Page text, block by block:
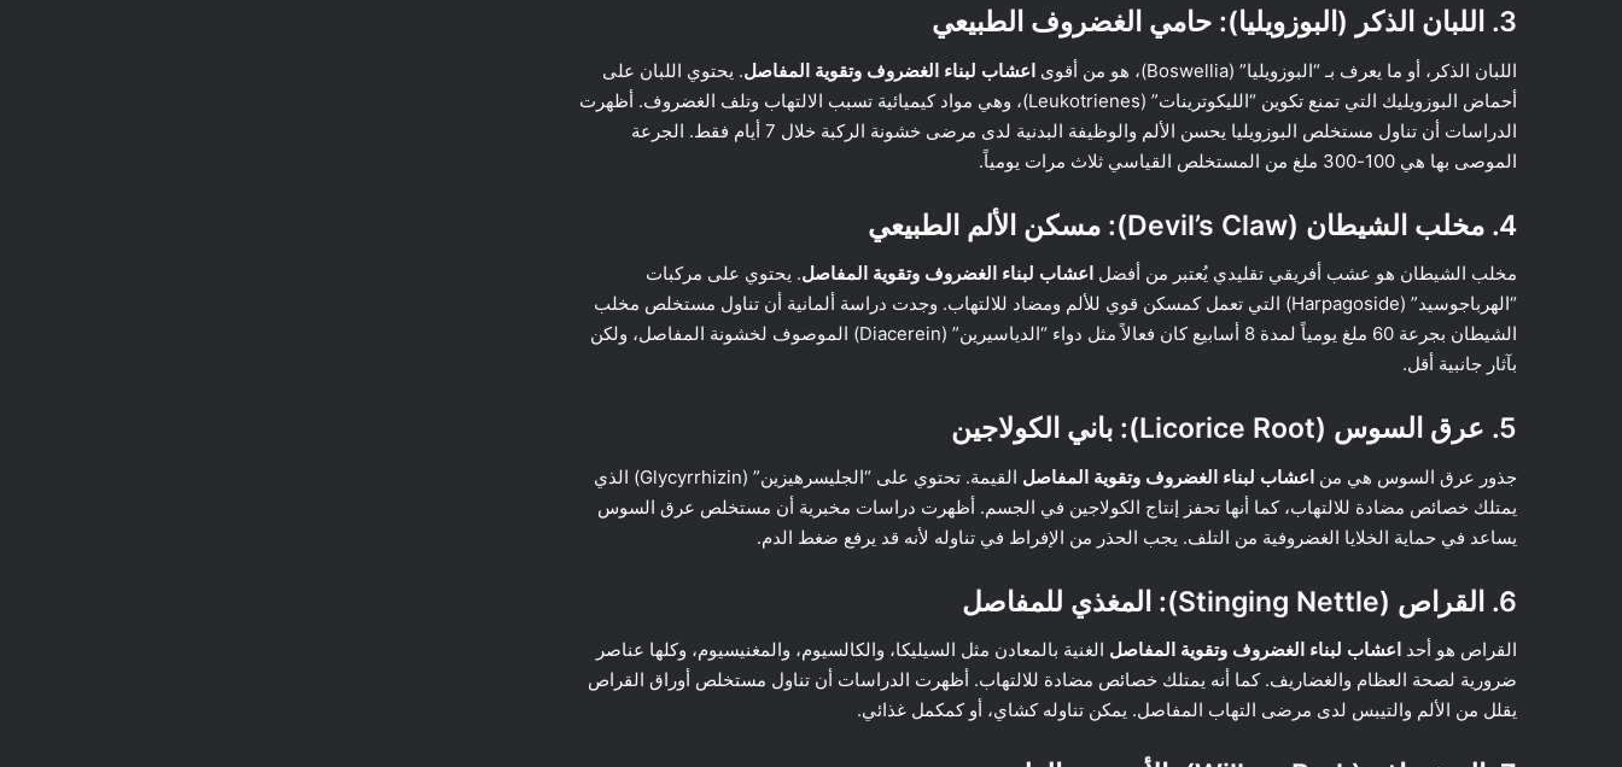
3. اللبان الذكر (البوزويليا): حامي الغضروف الطبيعي
اللبان الذكر، أو ما يعرف بـ “البوزويليا” (Boswellia)، هو من أقوى اعشاب لبناء الغضروف وتقوية المفاصل. يحتوي اللبان على
أحماض البوزويليك التي تمنع تكوين “الليكوترينات” (Leukotrienes)، وهي مواد كيميائية تسبب الالتهاب وتلف الغضروف. أظهرت
الدراسات أن تناول مستخلص البوزويليا يحسن الألم والوظيفة البدنية لدى مرضى خشونة الركبة خلال 7 أيام فقط. الجرعة
الموصى بها هي 100-300 ملغ من المستخلص القياسي ثلاث مرات يومياً.
4. مخلب الشيطان (Devil’s Claw): مسكن الألم الطبيعي
مخلب الشيطان هو عشب أفريقي تقليدي يُعتبر من أفضل اعشاب لبناء الغضروف وتقوية المفاصل. يحتوي على مركبات
“الهرباجوسيد” (Harpagoside) التي تعمل كمسكن قوي للألم ومضاد للالتهاب. وجدت دراسة ألمانية أن تناول مستخلص مخلب
الشيطان بجرعة 60 ملغ يومياً لمدة 8 أسابيع كان فعالاً مثل دواء “الدياسيرين” (Diacerein) الموصوف لخشونة المفاصل، ولكن
بآثار جانبية أقل.
5. عرق السوس (Licorice Root): باني الكولاجين
جذور عرق السوس هي من اعشاب لبناء الغضروف وتقوية المفاصل
القيمة. تحتوي على “الجليسرهيزين” (Glycyrrhizin) الذي
يمتلك خصائص مضادة للالتهاب، كما أنها تحفز إنتاج الكولاجين في الجسم. أظهرت دراسات مخبرية أن مستخلص عرق السوس
يساعد في حماية الخلايا الغضروفية من التلف. يجب الحذر من الإفراط في تناوله لأنه قد يرفع ضغط الدم.
6. القراص (Stinging Nettle): المغذي للمفاصل
القراص هو أحد اعشاب لبناء الغضروف وتقوية المفاصل الغنية بالمعادن مثل السيليكا، والكالسيوم، والمغنيسيوم، وكلها عناصر
ضرورية لصحة العظام والغضاريف. كما أنه يمتلك خصائص مضادة للالتهاب. أظهرت الدراسات أن تناول مستخلص أوراق القراص
يقلل من الألم والتيبس لدى مرضى التهاب المفاصل. يمكن تناوله كشاي، أو كمكمل غذائي.